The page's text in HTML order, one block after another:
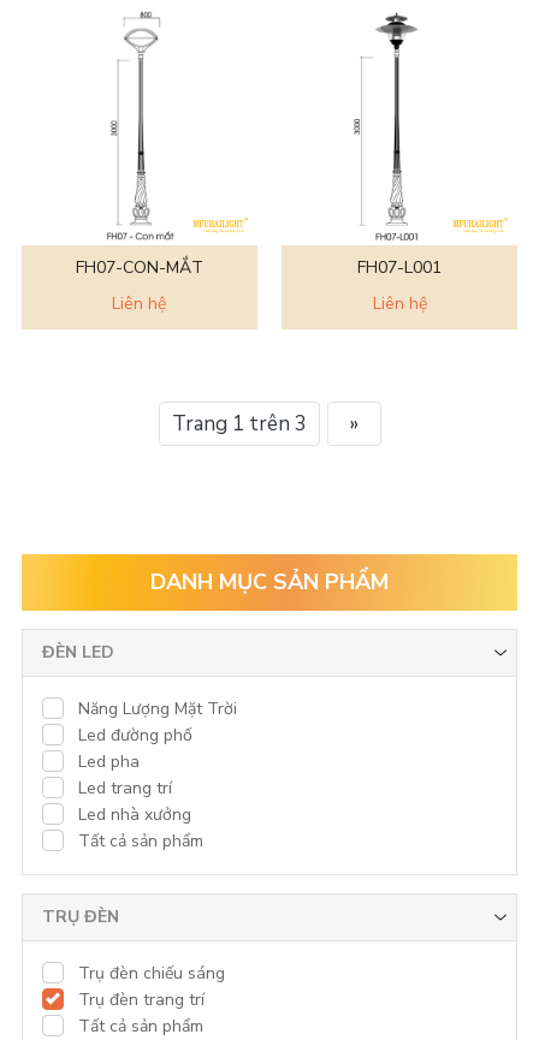
FH07-CON-MẮT
Liên hệ
FH07-L001
Liên hệ
Trang 1 trên 3 »
DANH MỤC SẢN PHẨM
ĐÈN LED
Năng Lượng Mặt Trời
Led đường phố
Led pha
Led trang trí
Led nhà xưởng
Tất cả sản phẩm
TRỤ ĐÈN
Trụ đèn chiếu sáng
Trụ đèn trang trí
Tất cả sản phẩm